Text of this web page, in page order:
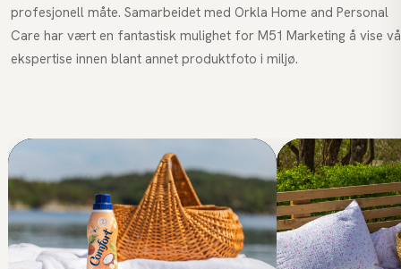
profesjonell måte. Samarbeidet med Orkla Home and Personal
Care har vært en fantastisk mulighet for M51 Marketing å vise
ekspertise innen blant annet produktfoto i miljø.